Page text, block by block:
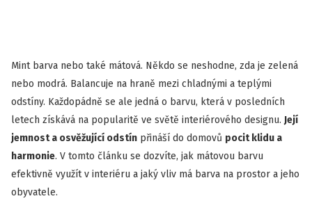
Mint barva nebo také mátová. Někdo se neshodne, zda je zelená
nebo modrá. Balancuje na hraně mezi chladnými a teplými
odstíny. Každopádně se ale jedná o barvu, která v posledních
letech získává na popularitě ve světě interiérového designu. Její
jemnost a osvěžující odstín přináší do domovů pocit klidu a
harmonie. V tomto článku se dozvíte, jak mátovou barvu
efektivně využít v interiéru a jaký vliv má barva na prostor a jeho
obyvatele.